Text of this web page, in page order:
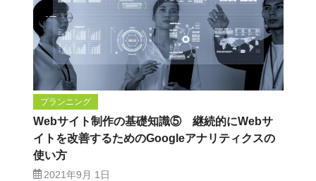
プランニング
Webサイト制作の基礎知識⑤ 継続的にWebサ
イトを改善するためのGoogleアナリティクスの
使い方
2021年9月 1日